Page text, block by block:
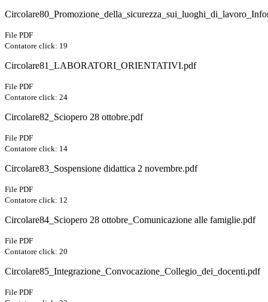
File PDF
Contatore click: 19
Circolare81_LABORATORI_ORIENTATIVI.pdf
File PDF
Contatore click: 24
Circolare82_Sciopero 28 ottobre.pdf
File PDF
Contatore click: 14
Circolare83_Sospensione didattica 2 novembre.pdf
File PDF
Contatore click: 12
Circolare84_Sciopero 28 ottobre_Comunicazione alle famiglie.pdf
File PDF
Contatore click: 20
Circolare85_Integrazione_Convocazione_Collegio_dei_docenti.pdf
File PDF